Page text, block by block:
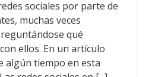
sociales por parte de
muchas veces
qué
ellos. En un artículo
algún tiempo en esta